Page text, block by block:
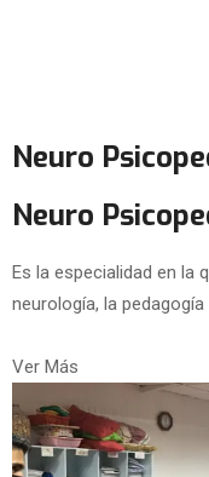
Neuro
Neuro
Es la especialidad en la
neurología, la pedagogía
Ver Más